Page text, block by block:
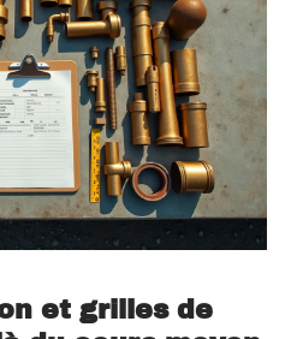
et grilles de